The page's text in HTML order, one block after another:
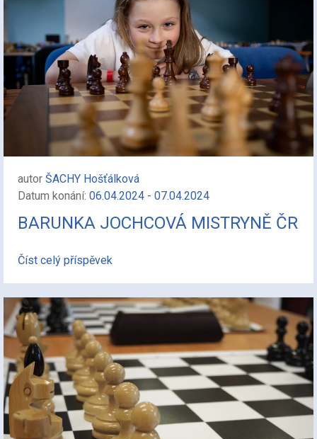
autor ŠACHY Hošťálková
Datum konání: 06.04.2024 - 07.04.2024
BARUNKA JOCHCOVÁ MISTRYNĚ ČR
Číst celý příspěvek